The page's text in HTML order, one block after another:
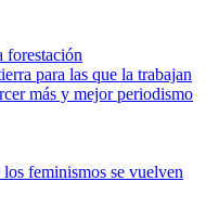
forestación
para las que la trabajan
más y mejor periodismo
feminismos se vuelven